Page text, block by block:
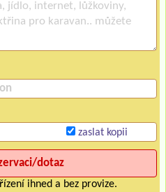
zaslat kopii
ihned a bez provize.